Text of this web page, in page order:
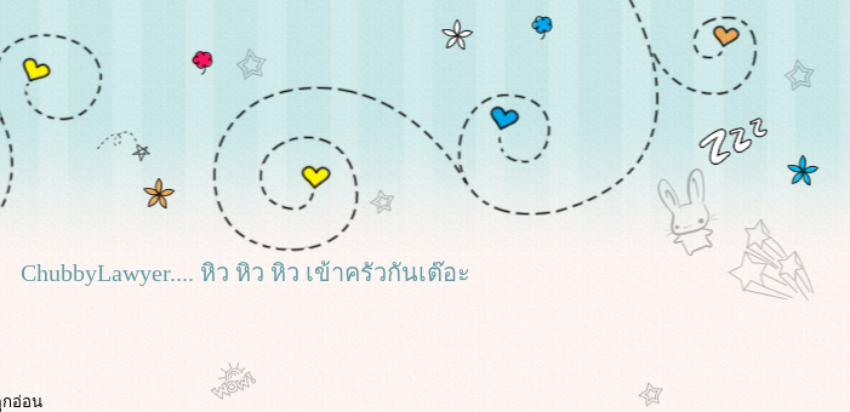
ChubbyLawyer.... หิว หิว หิว เข้าครัวกันเต๊อะ
อ่อน